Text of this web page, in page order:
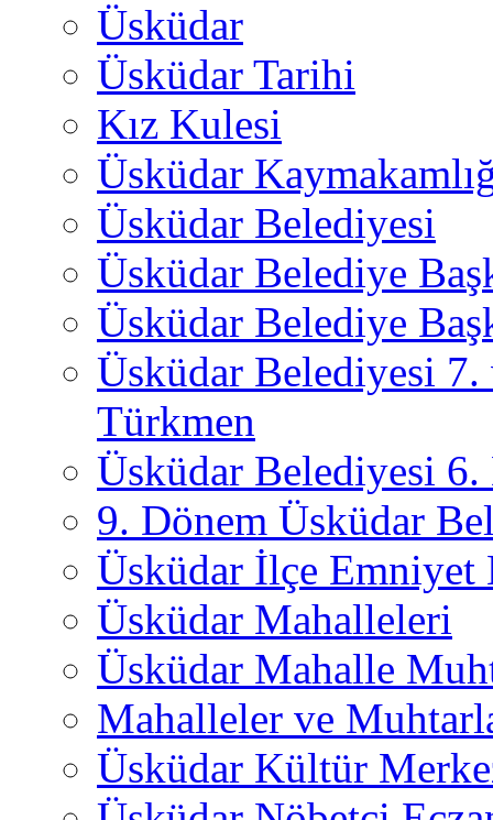
Üsküdar
Üsküdar Tarihi
Kız Kulesi
Üsküdar
Üsküdar Belediyesi
Üsküdar Belediye
Üsküdar Belediye
Üsküdar Belediyesi
Türkmen
Üsküdar Belediyesi 6.
9. Dönem Üsküdar
Üsküdar İlçe
Üsküdar Mahalleleri
Üsküdar Mahalle
Mahalleler ve
Üsküdar Kültür